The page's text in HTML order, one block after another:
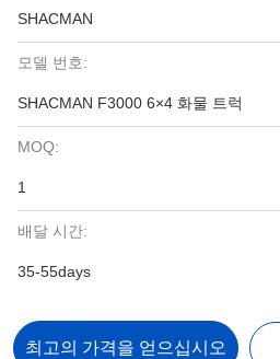
SHACMAN
모델 번호:
SHACMAN F3000 6×4 화물 트럭
MOQ:
1
배달 시간:
35-55days
최고의 가격을 얻으십시오